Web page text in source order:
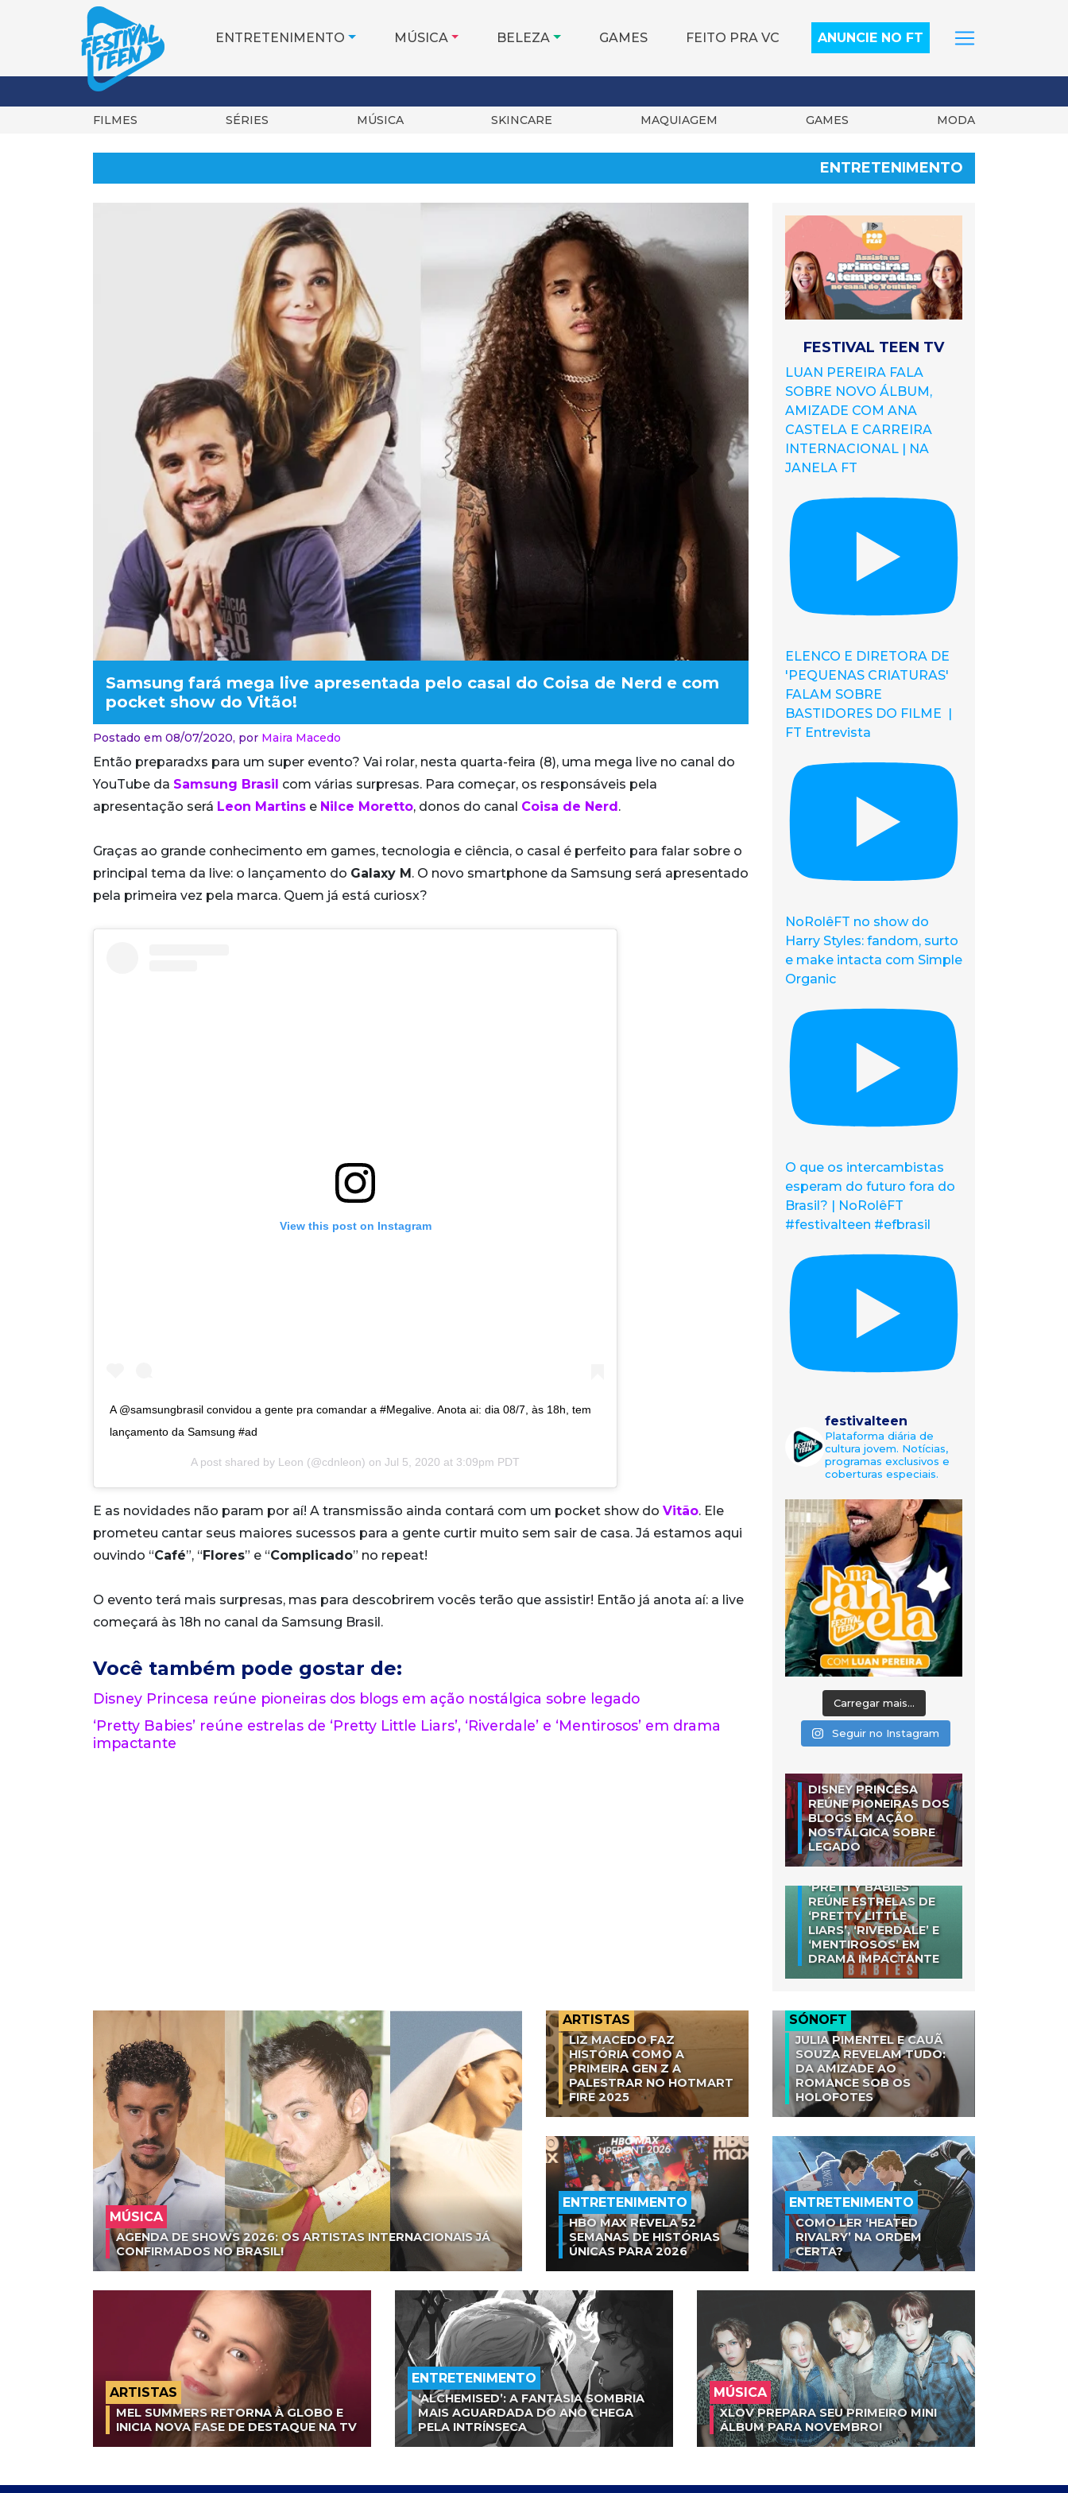
ENTRETENIMENTO MÚSICA BELEZA GAMES FEITO PRA VC ANUNCIE NO FT
FILMES SÉRIES MÚSICA SKINCARE MAQUIAGEM GAMES MODA
ENTRETENIMENTO
Samsung fará mega live apresentada pelo casal do Coisa de Nerd e com
pocket show do Vitão!
Postado em 08/07/2020, por Maira Macedo
Então preparadxs para um super evento? Vai rolar, nesta quarta-feira (8), uma mega live no canal do
YouTube da Samsung Brasil com várias surpresas. Para começar, os responsáveis pela
apresentação será Leon Martins e Nilce Moretto, donos do canal Coisa de Nerd .
Graças ao grande conhecimento em games, tecnologia e ciência, o casal é perfeito para falar sobre o
principal tema da live: o lançamento do Galaxy M . O novo smartphone da Samsung será apresentado
pela primeira vez pela marca. Quem já está curiosx?
View this post on Instagram
A @samsungbrasil convidou a gente pra comandar a #Megalive. Anota ai: dia 08/7, às 18h, tem
lançamento da Samsung #ad
A post shared by Leon (@cdnleon) on Jul 5, 2020 at 3:09pm PDT
E as novidades não param por aí! A transmissão ainda contará com um pocket show do Vitão. Ele
prometeu cantar seus maiores sucessos para a gente curtir muito sem sair de casa. Já estamos aqui
ouvindo “Café”, “ Flores” e “Complicado” no repeat!
O evento terá mais surpresas, mas para descobrirem vocês terão que assistir! Então já anota aí: a live
começará às 18h no canal da Samsung Brasil.
Você também pode gostar de:
Disney Princesa reúne pioneiras dos blogs em ação nostálgica sobre legado
‘Pretty Babies’ reúne estrelas de ‘Pretty Little Liars’, ‘Riverdale’ e ‘Mentirosos’ em drama
impactante
FESTIVAL TEEN TV
LUAN PEREIRA FALA
SOBRE NOVO ÁLBUM,
AMIZADE COM ANA
CASTELA E CARREIRA
INTERNACIONAL | NA
JANELA FT
ELENCO E DIRETORA DE
'PEQUENAS CRIATURAS'
FALAM SOBRE
BASTIDORES DO FILME |
FT Entrevista
NoRolêFT no show do
Harry Styles: fandom, surto
e make intacta com Simple
Organic
O que os intercambistas
esperam do futuro fora do
Brasil? | NoRolêFT
#festivalteen #efbrasil
festivalteen
Plataforma diária de
cultura jovem. Notícias,
programas exclusivos e
coberturas especiais.
Carregar mais...
Seguir no Instagram
DISNEY PRINCESA
REÚNE PIONEIRAS DOS
BLOGS EM AÇÃO
NOSTÁLGICA SOBRE
LEGADO
‘PRETTY BABIES’
REÚNE ESTRELAS DE
‘PRETTY LITTLE
LIARS’, ‘RIVERDALE’ E
‘MENTIROSOS’ EM
DRAMA IMPACTANTE
MÚSICA
AGENDA DE SHOWS 2026: OS ARTISTAS INTERNACIONAIS JÁ
CONFIRMADOS NO BRASIL!
ARTISTAS
LIZ MACEDO FAZ
HISTÓRIA COMO A
PRIMEIRA GEN Z A
PALESTRAR NO HOTMART
FIRE 2025
SÓNOFT
JULIA PIMENTEL E CAUÃ
SOUZA REVELAM TUDO:
DA AMIZADE AO
ROMANCE SOB OS
HOLOFOTES
ENTRETENIMENTO
HBO MAX REVELA 52
SEMANAS DE HISTÓRIAS
ÚNICAS PARA 2026
ENTRETENIMENTO
COMO LER ‘HEATED
RIVALRY’ NA ORDEM
CERTA?
ARTISTAS
MEL SUMMERS RETORNA À GLOBO E
INICIA NOVA FASE DE DESTAQUE NA TV
ENTRETENIMENTO
‘ALCHEMISED’: A FANTASIA SOMBRIA
MAIS AGUARDADA DO ANO CHEGA
PELA INTRÍNSECA
MÚSICA
XLOV PREPARA SEU PRIMEIRO MINI
ÁLBUM PARA NOVEMBRO!